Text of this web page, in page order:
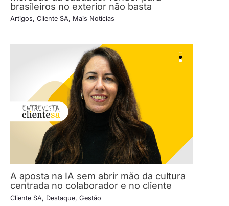
brasileiros no exterior não basta
Artigos, Cliente SA, Mais Notícias
A aposta na IA sem abrir mão da cultura
centrada no colaborador e no cliente
Cliente SA, Destaque, Gestão